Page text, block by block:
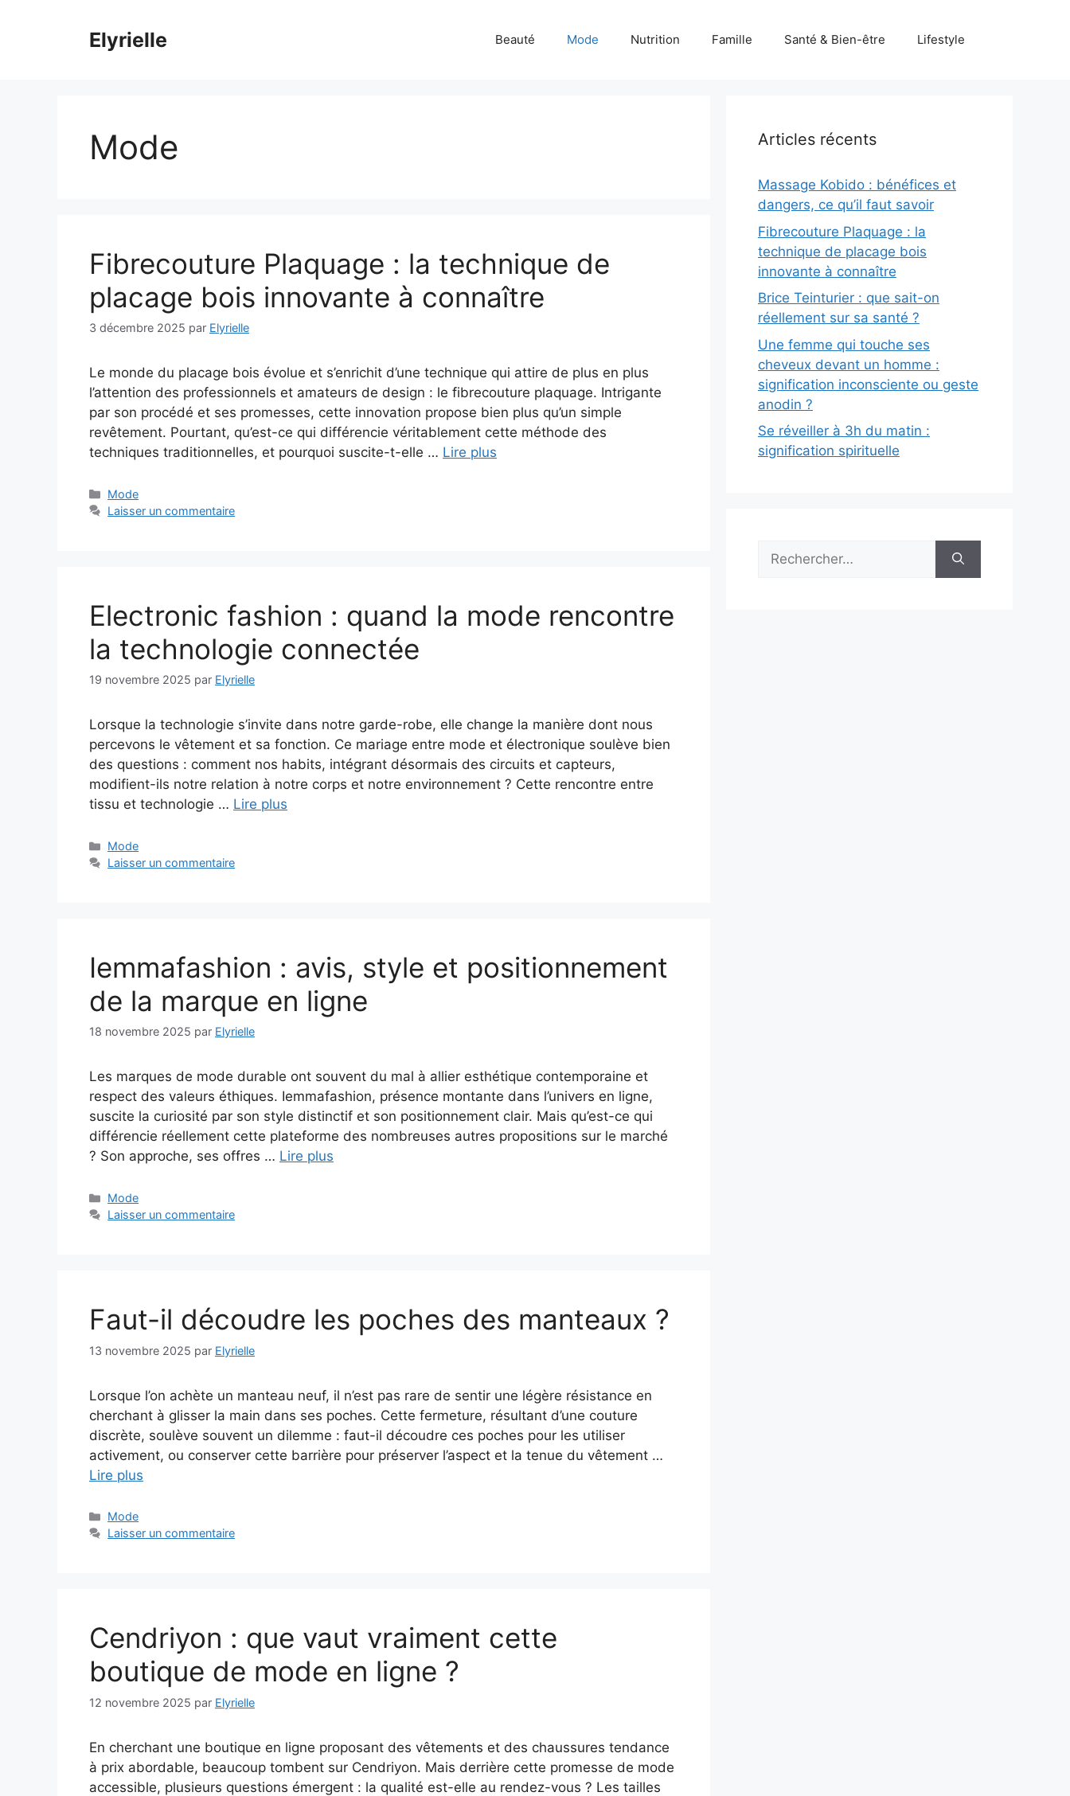
Elyrielle Beauté Mode Nutrition Famille Santé & Bien-être Lifestyle
Mode
Fibrecouture Plaquage : la technique de
placage bois innovante à connaître
3 décembre 2025 par Elyrielle
Le monde du placage bois évolue et s’enrichit d’une technique qui attire de plus en plus
l’attention des professionnels et amateurs de design : le fibrecouture plaquage. Intrigante
par son procédé et ses promesses, cette innovation propose bien plus qu’un simple
revêtement. Pourtant, qu’est-ce qui différencie véritablement cette méthode des
techniques traditionnelles, et pourquoi suscite-t-elle … Lire plus
Catégories
Mode
Laisser un commentaire
Electronic fashion : quand la mode rencontre
la technologie connectée
19 novembre 2025 par Elyrielle
Lorsque la technologie s’invite dans notre garde-robe, elle change la manière dont nous
percevons le vêtement et sa fonction. Ce mariage entre mode et électronique soulève bien
des questions : comment nos habits, intégrant désormais des circuits et capteurs,
modifient-ils notre relation à notre corps et notre environnement ? Cette rencontre entre
tissu et technologie … Lire plus
Catégories
Mode
Laisser un commentaire
Iemmafashion : avis, style et positionnement
de la marque en ligne
18 novembre 2025 par Elyrielle
Les marques de mode durable ont souvent du mal à allier esthétique contemporaine et
respect des valeurs éthiques. Iemmafashion, présence montante dans l’univers en ligne,
suscite la curiosité par son style distinctif et son positionnement clair. Mais qu’est-ce qui
différencie réellement cette plateforme des nombreuses autres propositions sur le marché
? Son approche, ses offres … Lire plus
Catégories
Mode
Laisser un commentaire
Faut-il découdre les poches des manteaux ?
13 novembre 2025 par Elyrielle
Lorsque l’on achète un manteau neuf, il n’est pas rare de sentir une légère résistance en
cherchant à glisser la main dans ses poches. Cette fermeture, résultant d’une couture
discrète, soulève souvent un dilemme : faut-il découdre ces poches pour les utiliser
activement, ou conserver cette barrière pour préserver l’aspect et la tenue du vêtement …
Lire plus
Catégories
Mode
Laisser un commentaire
Cendriyon : que vaut vraiment cette
boutique de mode en ligne ?
12 novembre 2025 par Elyrielle
En cherchant une boutique en ligne proposant des vêtements et des chaussures tendance
à prix abordable, beaucoup tombent sur Cendriyon. Mais derrière cette promesse de mode
accessible, plusieurs questions émergent : la qualité est-elle au rendez-vous ? Les tailles
Articles récents
Massage Kobido : bénéfices et
dangers, ce qu’il faut savoir
Fibrecouture Plaquage : la
technique de placage bois
innovante à connaître
Brice Teinturier : que sait-on
réellement sur sa santé ?
Une femme qui touche ses
cheveux devant un homme :
signification inconsciente ou geste
anodin ?
Se réveiller à 3h du matin :
signification spirituelle
Rechercher :